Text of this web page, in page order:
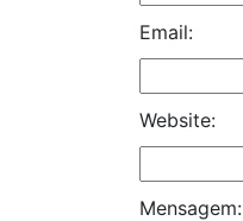
Email:
Website:
Mensagem: